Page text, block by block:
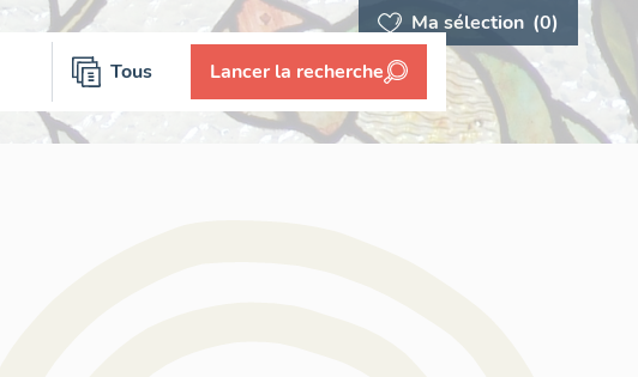
Ma sélection (0)
Tous Lancer la recherche